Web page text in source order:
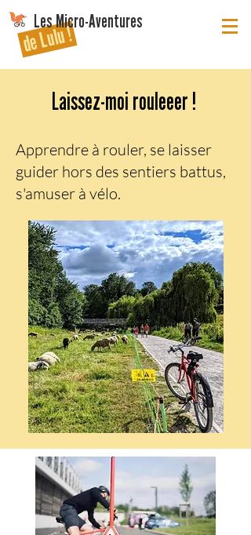
de Lulu !
Les Micro-Aventures
Laissez-moi rouleeer !
Apprendre à rouler, se laisser
guider hors des sentiers battus,
s'amuser à vélo.